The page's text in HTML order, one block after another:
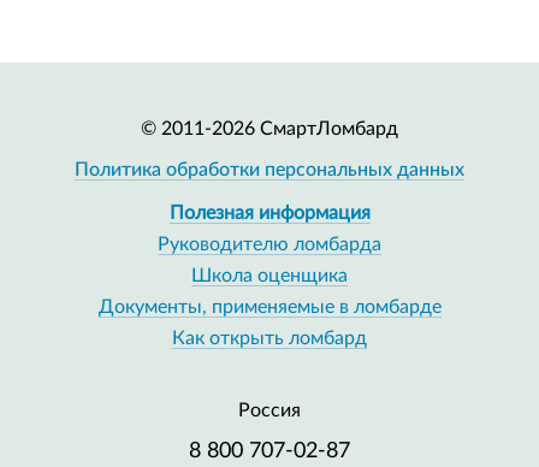
© 2011-2026 СмартЛомбард
Политика обработки персональных данных
Полезная информация
Руководителю ломбарда
Школа оценщика
Документы, применяемые в ломбарде
Как открыть ломбард
Россия
8 800 707-02-87